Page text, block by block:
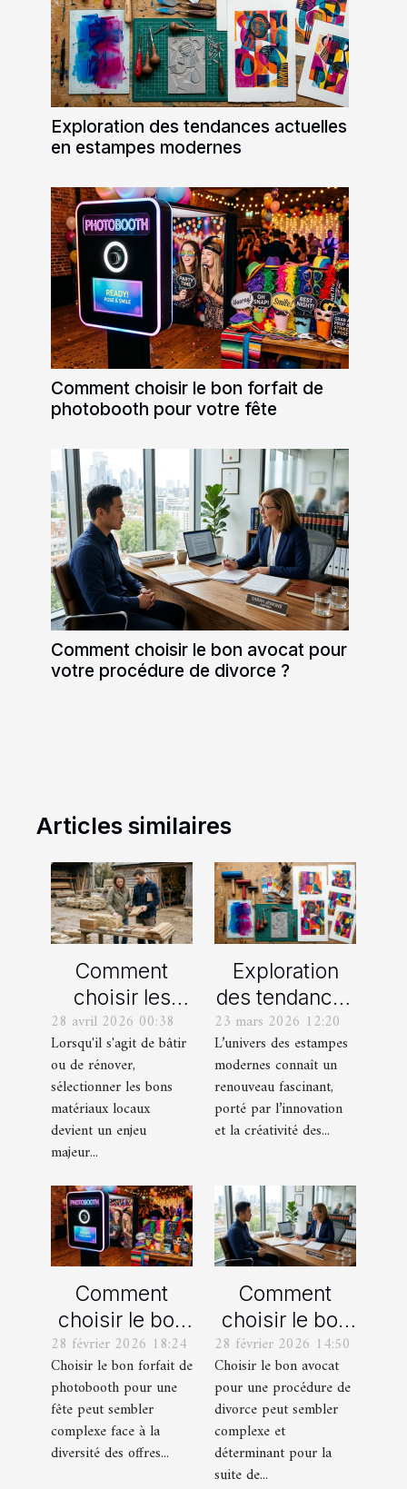
Exploration des tendances actuelles
en estampes modernes
Comment choisir le bon forfait de
photobooth pour votre fête
Comment choisir le bon avocat pour
votre procédure de divorce ?
Articles similaires
Comment
choisir les
meilleurs
matériaux
locaux pour
votre maison ?
28 avril 2026 00:38
Lorsqu'il s'agit de bâtir
ou de rénover,
sélectionner les bons
matériaux locaux
devient un enjeu
majeur...
Exploration
des tendances
actuelles en
estampes
modernes
23 mars 2026 12:20
L’univers des estampes
modernes connaît un
renouveau fascinant,
porté par l’innovation
et la créativité des...
Comment
choisir le bon
forfait de
photobooth
pour votre fête
28 février 2026 18:24
Choisir le bon forfait de
photobooth pour une
fête peut sembler
complexe face à la
diversité des offres...
Comment
choisir le bon
avocat pour
votre
procédure de
divorce ?
28 février 2026 14:50
Choisir le bon avocat
pour une procédure de
divorce peut sembler
complexe et
déterminant pour la
suite de...